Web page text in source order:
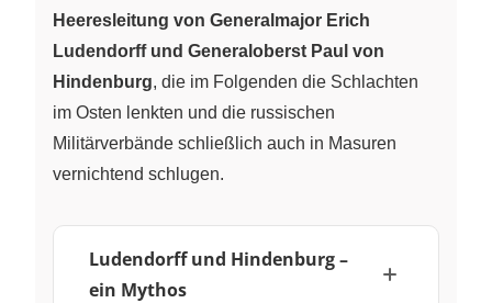
Heeresleitung von Generalmajor Erich
Ludendorff und Generaloberst Paul von
Hindenburg, die im Folgenden die Schlachten
im Osten lenkten und die russischen
Militärverbände schließlich auch in Masuren
vernichtend schlugen.
Ludendorff und Hindenburg –
ein Mythos